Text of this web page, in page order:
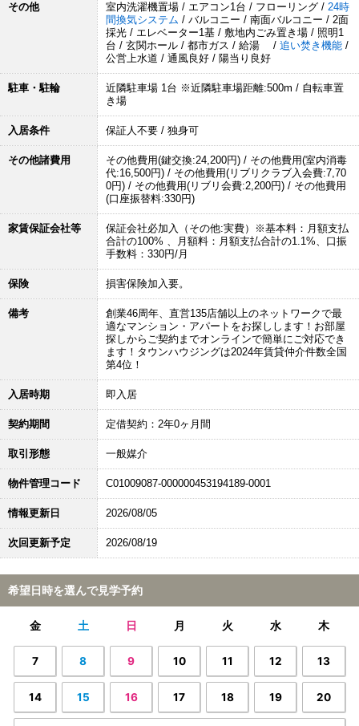
その他 室内洗濯機置場 / エアコン1台 / フローリング / 24時
間換気システム / バルコニー / 南面バルコニー / 2面
採光 / エレベーター1基 / 敷地内ごみ置き場 / 照明1
台 / 玄関ホール / 都市ガス / 給湯 / 追い焚き機能 /
公営上水道 / 通風良好 / 陽当り良好
駐車・駐輪
近隣駐車場 1台 ※近隣駐車場距離:500m / 自転車置
き場
入居条件 保証人不要 / 独身可
その他諸費用
その他費用(鍵交換:24,200円) / その他費用(室内消毒
代:16,500円) / その他費用(リブリクラブ入会費:7,70
0円) / その他費用(リブリ会費:2,200円) / その他費用
(口座振替料:330円)
家賃保証会社等
保証会社必加入（その他:実費）※基本料：月額支払
合計の100% 、月額料：月額支払合計の1.1%、口振
手数料：330円/月
保険 損害保険加入要。
備考
創業46周年、直営135店舗以上のネットワークで最
適なマンション・アパートをお探しします！お部屋
探しからご契約までオンラインで簡単にご対応でき
ます！タウンハウジングは2024年賃貸仲介件数全国
第4位！
入居時期 即入居
契約期間 定借契約：2年0ヶ月間
取引形態 一般媒介
物件管理コード C01009087-000000453194189-0001
情報更新日 2026/08/05
次回更新予定 2026/08/19
希望日時を選んで見学予約
金 土 日 月 火 水 木
7 8 9 10 11 12 13
14 15 16 17 18 19 20